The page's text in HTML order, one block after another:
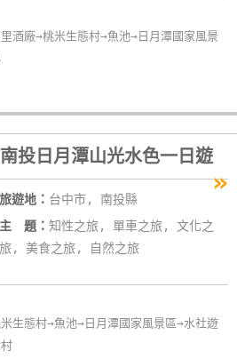
酒廠→桃米生態村→魚池→日月潭國家風景
南投日月潭山光水色一日遊
»
旅遊地： 台中市, 南投縣
主 題： 知性之旅, 單車之旅, 文化之
旅, 美食之旅, 自然之旅
生態村→魚池→日月潭國家風景區→水社遊